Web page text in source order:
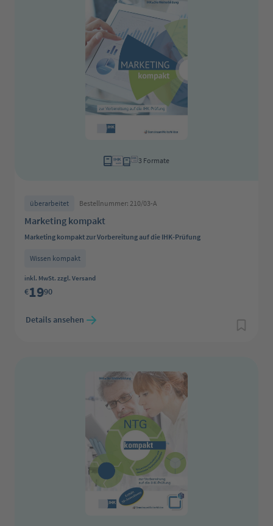
3 Formate
überarbeitet Bestellnummer: 210/03-A
Marketing kompakt
Marketing kompakt zur Vorbereitung auf die IHK-Prüfung
Wissen kompakt
Regulärer Preis:
inkl. MwSt. zzgl. Versand
€1990
Details ansehen